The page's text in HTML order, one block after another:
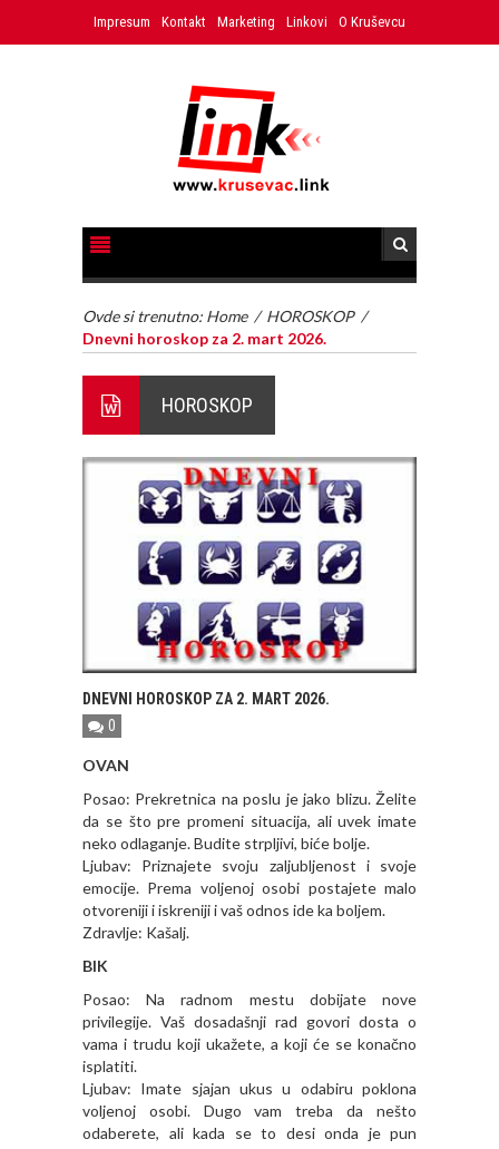
Impresum Kontakt Marketing Linkovi O Kruševcu
Ovde si trenutno: Home / HOROSKOP /
Dnevni horoskop za 2. mart 2026.
HOROSKOP
DNEVNI HOROSKOP ZA 2. MART 2026.
0
OVAN
Posao: Prekretnica na poslu je jako blizu. Želite
da se što pre promeni situacija, ali uvek imate
neko odlaganje. Budite strpljivi, biće bolje.
Ljubav: Priznajete svoju zaljubljenost i svoje
emocije. Prema voljenoj osobi postajete malo
otvoreniji i iskreniji i vaš odnos ide ka boljem.
Zdravlje: Kašalj.
BIK
Posao: Na radnom mestu dobijate nove
privilegije. Vaš dosadašnji rad govori dosta o
vama i trudu koji ukažete, a koji će se konačno
isplatiti.
Ljubav: Imate sjajan ukus u odabiru poklona
voljenoj osobi. Dugo vam treba da nešto
odaberete, ali kada se to desi onda je pun